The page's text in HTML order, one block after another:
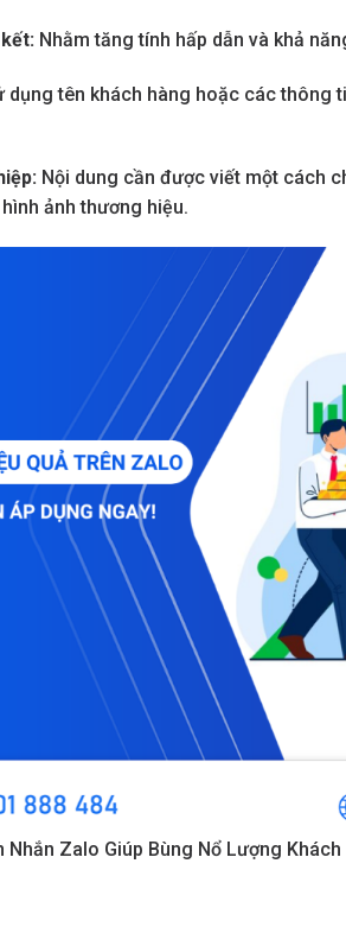
Nhằm tăng tính hấp dẫn và khả
dụng tên khách hàng hoặc các thông
Nội dung cần được viết một cách
ảnh thương hiệu.
Nhắn Zalo Giúp Bùng Nổ Lượng Khách